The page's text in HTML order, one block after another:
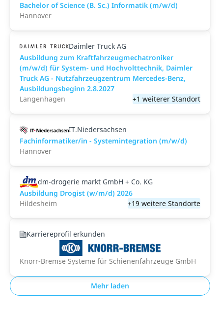
Bachelor of Science (B. Sc.) Informatik (m/w/d)
Hannover
Daimler Truck AG
Ausbildung zum Kraftfahrzeugmechatroniker
(m/w/d) für System- und Hochvolttechnik, Daimler
Truck AG - Nutzfahrzeugzentrum Mercedes-Benz,
Ausbildungsbeginn 2.8.2027
Langenhagen
+1 weiterer Standort
IT.Niedersachsen
Fachinformatiker/in - Systemintegration (m/w/d)
Hannover
dm-drogerie markt GmbH + Co. KG
Ausbildung Drogist (w/m/d) 2026
Hildesheim
+19 weitere Standorte
Karriereprofil erkunden
Knorr-Bremse Systeme für Schienenfahrzeuge GmbH
Mehr laden